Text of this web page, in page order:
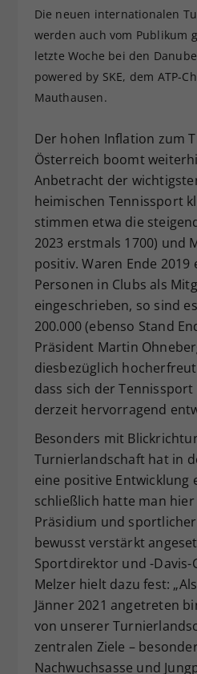
Die neuen internationalen
werden auch vom Publikum
letzte Woche bei den
powered by SKE, dem ATP-
Mauthausen.
Der hohen Inflation zum
Österreich boomt
Anbetracht der
heimischen Tennissport
stimmen etwa die
2023 erstmals 1700) und
positiv. Waren Ende 2019
Personen in Clubs als
eingeschrieben, so sind
200.000 (ebenso Stand
Präsident Martin
diesbezüglich
dass sich der
derzeit hervorragend
Besonders mit
Turnierlandschaft hat in
eine positive Entwicklung
schließlich hatte man hier
Präsidium und
bewusst verstärkt
Sportdirektor und -Davis-
Melzer hielt dazu fest:
Jänner 2021 angetreten
von unserer
zentralen Ziele –
Nachwuchsasse und
Zweck
Dieser Wert
Einstellungen.
zufällig
historische